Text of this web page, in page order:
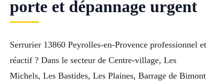
porte et dépannage urgent
Serrurier 13860 Peyrolles-en-Provence professionnel et
réactif ? Dans le secteur de Centre-village, Les
Michels, Les Bastides, Les Plaines, Barrage de Bimont